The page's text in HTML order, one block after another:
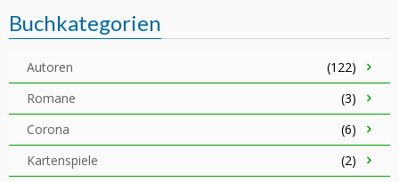
Buchkategorien
Autoren
(122)
Romane
(3)
Corona
(6)
Kartenspiele
(2)